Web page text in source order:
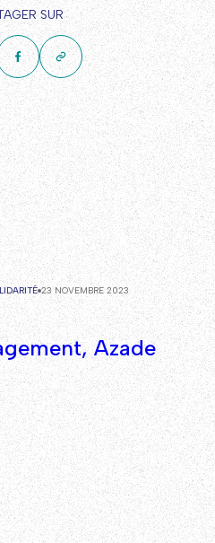
SUR
23 NOVEMBRE 2023
Azade